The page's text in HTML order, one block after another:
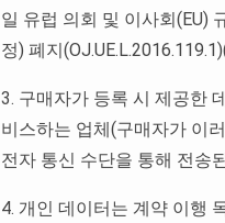
일 유럽 의회 및 이사회(EU)
정) 폐지
3. 구매자가 등록 시 제공한
비스하는 업체(구매자가 이
전자 통신 수단을 통해 전송
4. 개인 데이터는 계약 이행